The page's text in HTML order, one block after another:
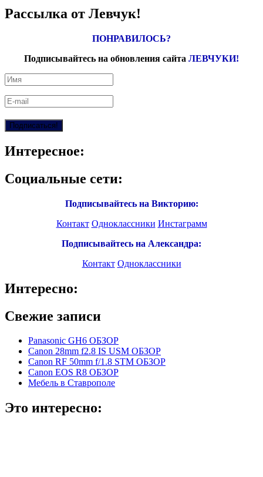
Рассылка от Левчук!
ПОНРАВИЛОСЬ?
Подписывайтесь на обновления сайта ЛЕВЧУКИ!
Интересное:
Социальные сети:
Подписывайтесь на Викторию:
Контакт Одноклассники Инстаграмм
Подписывайтесь на Александра:
Контакт Одноклассники
Интересно:
Свежие записи
Panasonic GH6 ОБЗОР
Canon 28mm f2.8 IS USM ОБЗОР
Canon RF 50mm f/1.8 STM ОБЗОР
Canon EOS R8 ОБЗОР
Мебель в Ставрополе
Это интересно: